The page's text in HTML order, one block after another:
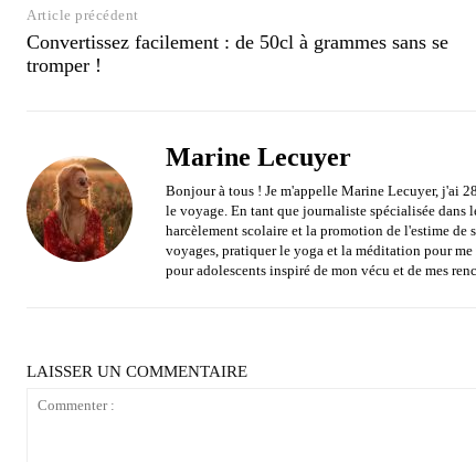
Article précédent
Convertissez facilement : de 50cl à grammes sans se
tromper !
Marine Lecuyer
Bonjour à tous ! Je m'appelle Marine Lecuyer, j'ai
le voyage. En tant que journaliste spécialisée dans
harcèlement scolaire et la promotion de l'estime de
voyages, pratiquer le yoga et la méditation pour
pour adolescents inspiré de mon vécu et de mes
LAISSER UN COMMENTAIRE